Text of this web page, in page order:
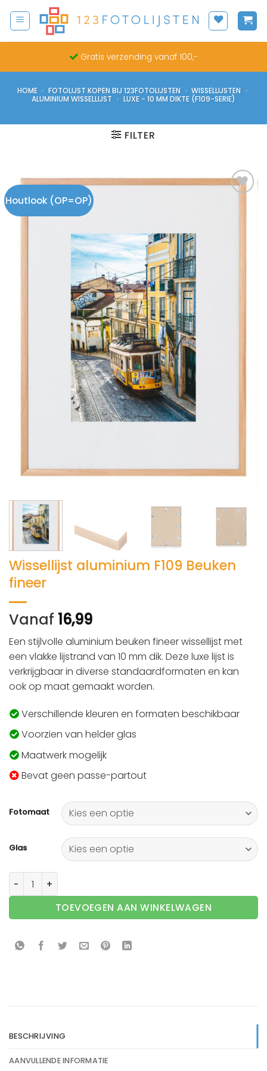
naar
Gratis verzending vanaf 100,-
HOME » FOTOLIJST KOPEN BIJ 123FOTOLIJSTEN » WISSELLIJSTEN »
ALUMINIUM WISSELLIJST » LUXE - 10 MM DIKTE (F109-SERIE)
FILTER
Houtlook (OP=OP)
Wissellijst aluminium F109 Beuken
fineer
Vanaf 16,99
Een stijlvolle aluminium beuken fineer wissellijst met
een vlakke lijstrand van 10 mm dik. Deze luxe lijst is
verkrijgbaar in diverse standaardformaten en kan
ook op maat gemaakt worden.
Verschillende kleuren en formaten beschikbaar
Voorzien van helder glas
Maatwerk mogelijk
Bevat geen passe-partout
Fotomaat
Glas
Wissellijst aluminium F109 Beuken fineer aantal
TOEVOEGEN AAN WINKELWAGEN
BESCHRIJVING
AANVULLENDE INFORMATIE